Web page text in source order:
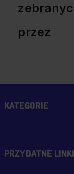
przez
KATEGORIE
PRZYDATNE LINKI